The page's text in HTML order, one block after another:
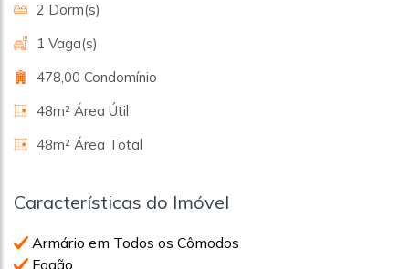
2 Dorm(s)
1 Vaga(s)
478,00 Condomínio
48m² Área Útil
48m² Área Total
Características do Imóvel
Armário em Todos os Cômodos
Fogão